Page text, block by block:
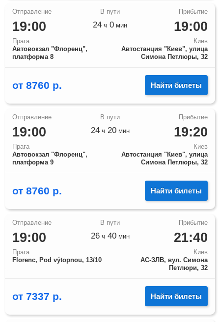
19:00
Прага
Автовокзал "Флоренц",
платформа 8
19:00
Киев
Автостанция "Киев", улица
Симона Петлюры, 32
24 ч 0 мин
от 8760 р. Найти билеты
19:00
Прага
Автовокзал "Флоренц",
платформа 9
19:20
Киев
Автостанция "Киев", улица
Симона Петлюры, 32
24ч 20мин
от 8760 р. Найти билеты
19:00
Прага
Florenc, Pod výtopnou, 13/10
21:40
Киев
АС-ЗЛВ, вул. Симона
Петлюри, 32
26ч 40мин
от 7337 р. Найти билеты